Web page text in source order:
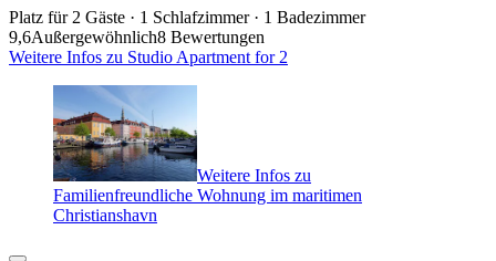
Platz für 2 Gäste · 1 Schlafzimmer · 1 Badezimmer
9,6Außergewöhnlich8 Bewertungen
Weitere Infos zu Studio Apartment for 2
Weitere Infos zu
Familienfreundliche Wohnung im maritimen
Christianshavn